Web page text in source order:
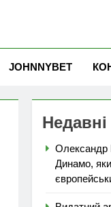
JOHNNYBET
Олександр
Динамо,